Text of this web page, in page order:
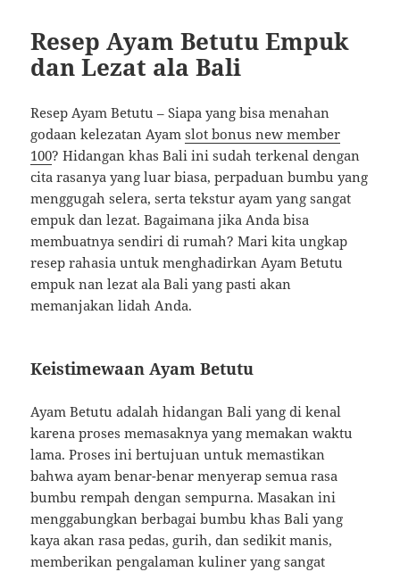
Resep Ayam Betutu Empuk
dan Lezat ala Bali
Resep Ayam Betutu – Siapa yang bisa menahan
godaan kelezatan Ayamslot bonus new member
100? Hidangan khas Bali ini sudah terkenal dengan
cita rasanya yang luar biasa, perpaduan bumbu yang
menggugah selera, serta tekstur ayam yang sangat
empuk dan lezat. Bagaimana jika Anda bisa
membuatnya sendiri di rumah? Mari kita ungkap
resep rahasia untuk menghadirkan Ayam Betutu
empuk nan lezat ala Bali yang pasti akan
memanjakan lidah Anda.
Keistimewaan Ayam Betutu
Ayam Betutu adalah hidangan Bali yang di kenal
karena proses memasaknya yang memakan waktu
lama. Proses ini bertujuan untuk memastikan
bahwa ayam benar-benar menyerap semua rasa
bumbu rempah dengan sempurna. Masakan ini
menggabungkan berbagai bumbu khas Bali yang
kaya akan rasa pedas, gurih, dan sedikit manis,
memberikan pengalaman kuliner yang sangat